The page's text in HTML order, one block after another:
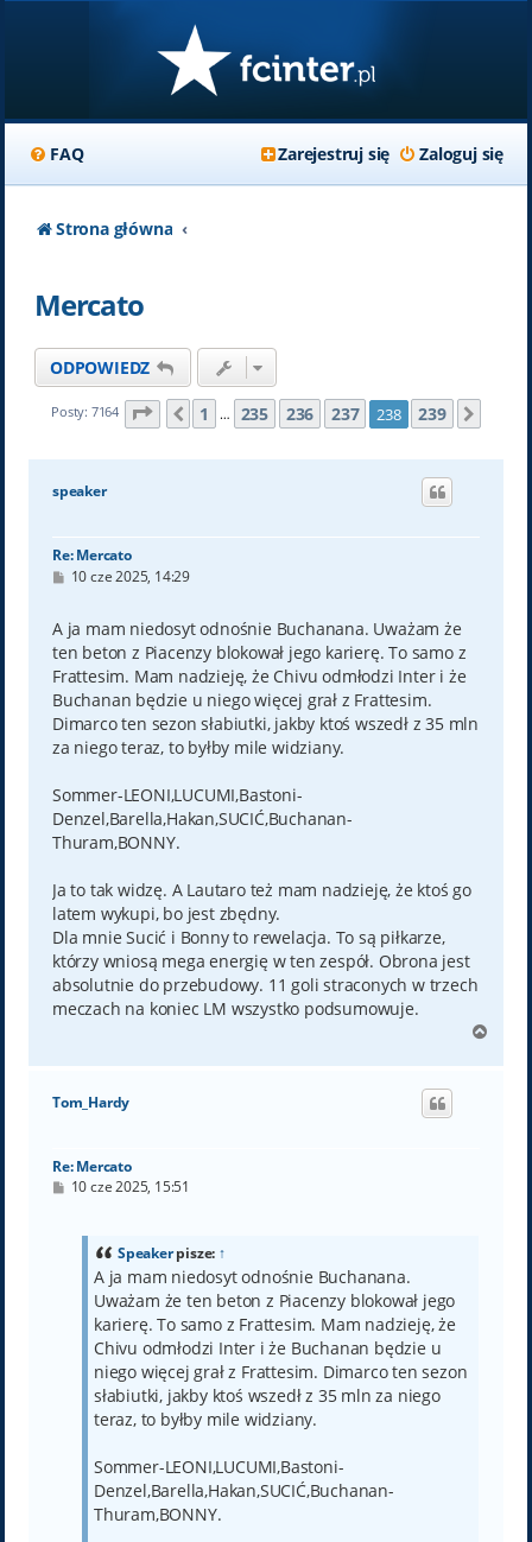
FAQ Zaloguj się
Zarejestruj się
Strona główna
Mercato
ODPOWIEDZ
Posty: 7164 Strona 238 z239
Poprzednia
1 … 235 236 237 238 239
speaker
Re: Mercato
P
t
10 cze 2025, 14:29
A ja mam niedosyt odnośnie Buchanana. Uważam że
ten beton z Piacenzy blokował jego karierę. To samo z
Frattesim. Mam nadzieję, że Chivu odmłodzi Inter i że
Buchanan będzie u niego więcej grał z Frattesim.
Dimarco ten sezon słabiutki, jakby ktoś wszedł z 35 mln
za niego teraz, to byłby mile widziany.
Sommer-LEONI,LUCUMI,Bastoni-
Denzel,Barella,Hakan,SUCIĆ,Buchanan-
Thuram,BONNY.
Ja to tak widzę. A Lautaro też mam nadzieję, że ktoś go
latem wykupi, bo jest zbędny.
Dla mnie Sucić i Bonny to rewelacja. To są piłkarze,
którzy wniosą mega energię w ten zespół. Obrona jest
absolutnie do przebudowy. 11 goli straconych w trzech
meczach na koniec LM wszystko podsumowuje.
g
Tom_Hardy
Re: Mercato
P10 cze 2025, 15:51
Speakerpisze: ↑
A ja mam niedosyt odnośnie Buchanana.
Uważam że ten beton z Piacenzy blokował jego
karierę. To samo z Frattesim. Mam nadzieję, że
Chivu odmłodzi Inter i że Buchanan będzie u
niego więcej grał z Frattesim. Dimarco ten sezon
słabiutki, jakby ktoś wszedł z 35 mln za niego
teraz, to byłby mile widziany.
Sommer-LEONI,LUCUMI,Bastoni-
Denzel,Barella,Hakan,SUCIĆ,Buchanan-
Thuram,BONNY.